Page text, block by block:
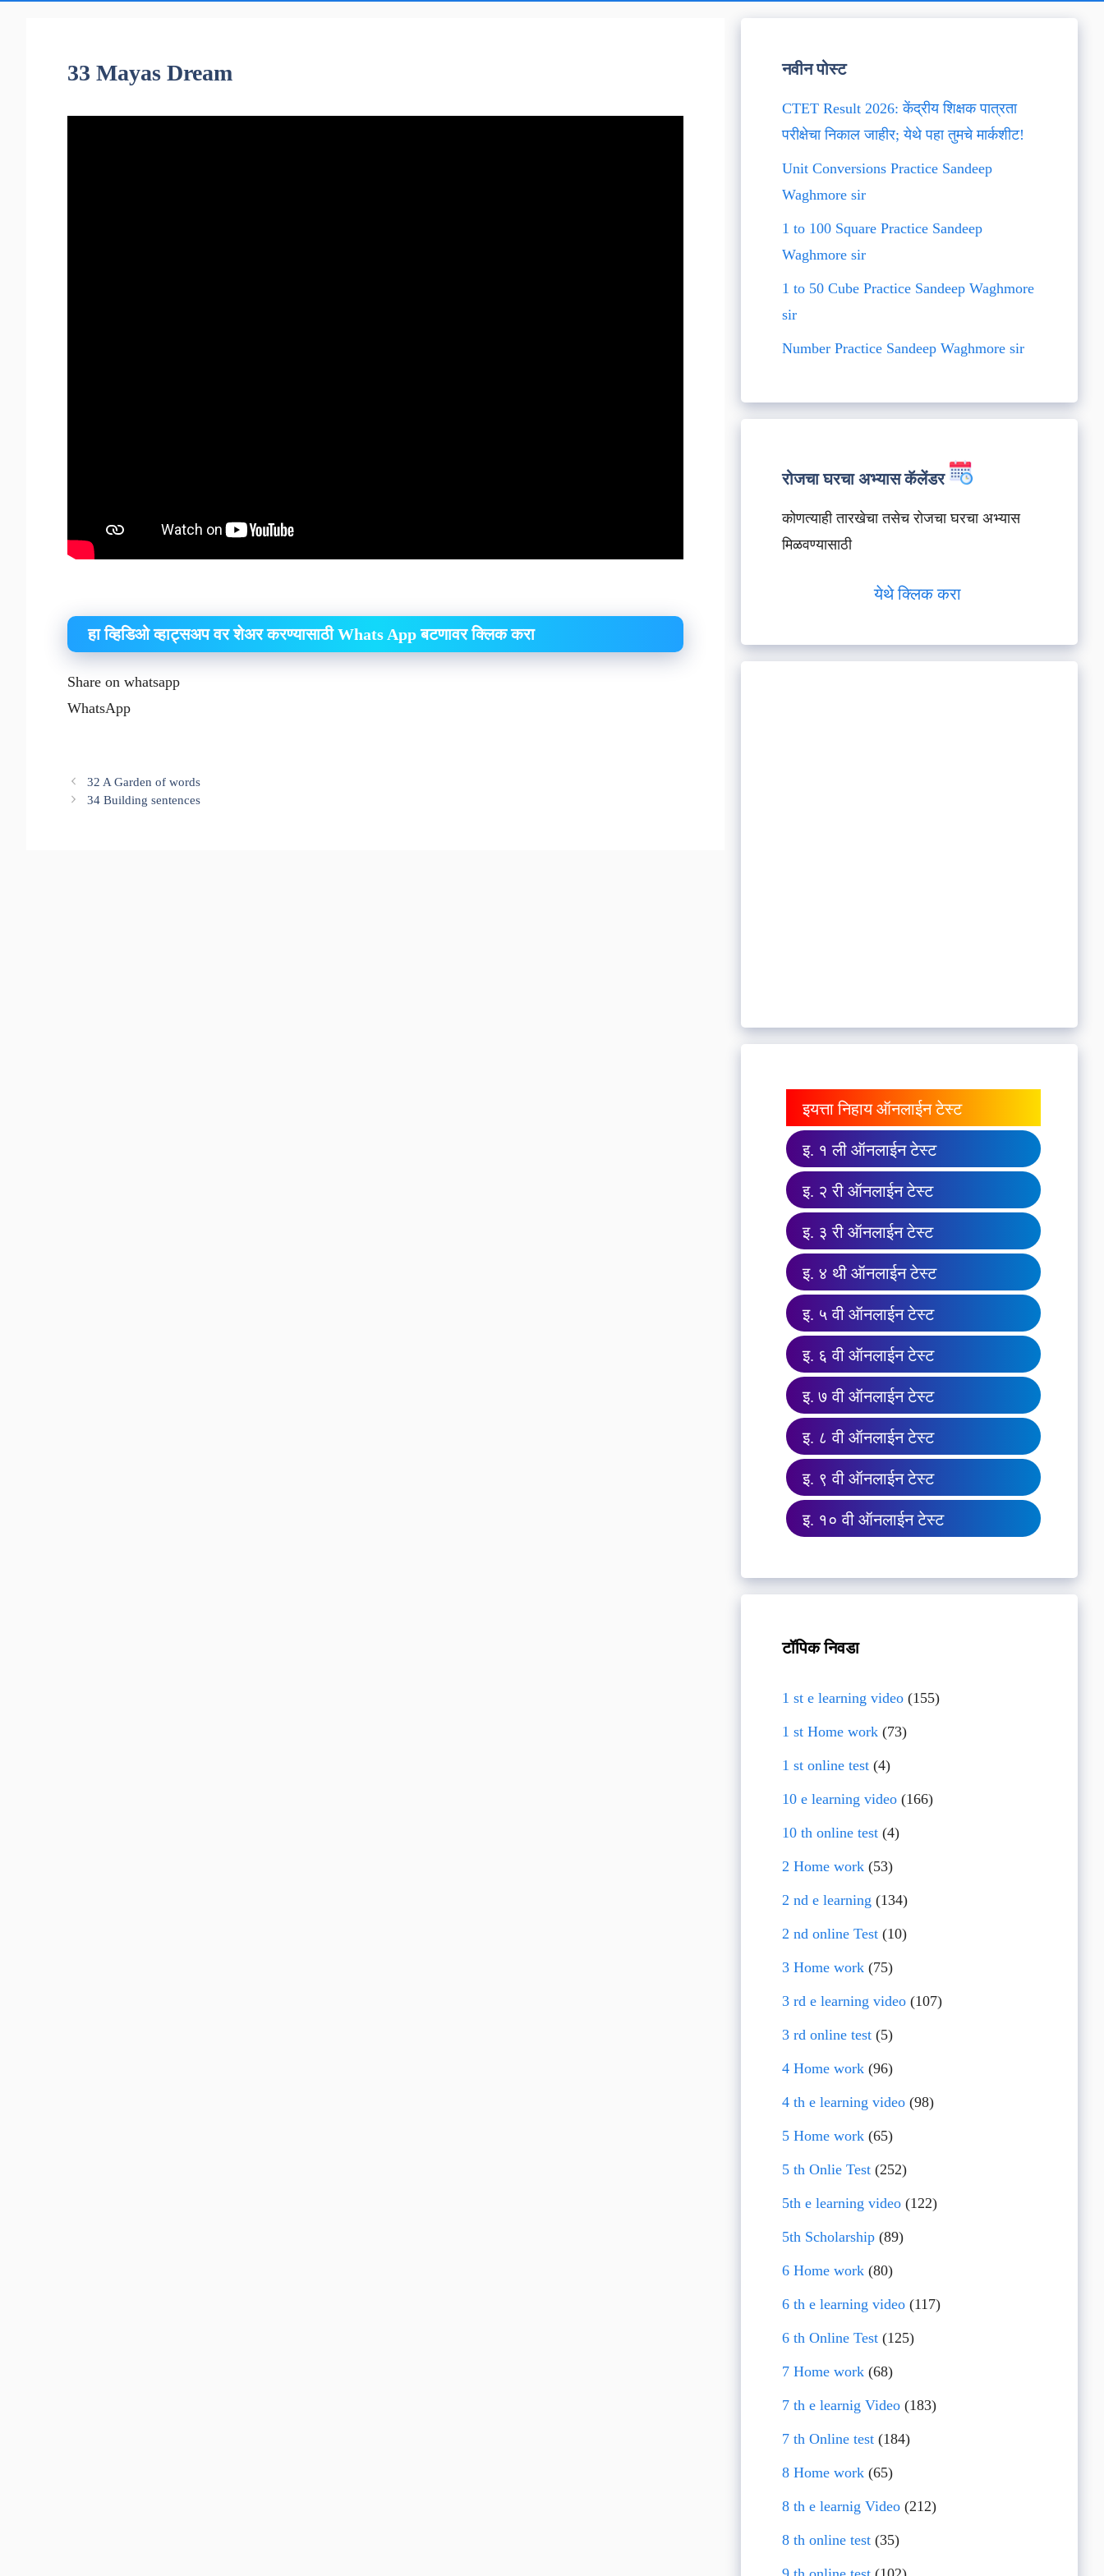
33 Mayas Dream
हा व्हिडिओ व्हाट्सअप वर शेअर करण्यासाठी Whats App बटणावर क्लिक करा
Share on whatsapp
WhatsApp
32 A Garden of words
34 Building sentences
नवीन पोस्ट
CTET Result 2026: केंद्रीय शिक्षक पात्रता
परीक्षेचा निकाल जाहीर; येथे पहा तुमचे मार्कशीट!
Unit Conversions Practice Sandeep
Waghmore sir
1 to 100 Square Practice Sandeep
Waghmore sir
1 to 50 Cube Practice Sandeep Waghmore
sir
Number Practice Sandeep Waghmore sir
रोजचा घरचा अभ्यास कॅलेंडर
कोणत्याही तारखेचा तसेच रोजचा घरचा अभ्यास
मिळवण्यासाठी
येथे क्लिक करा
इयत्ता निहाय ऑनलाईन टेस्ट
इ. १ ली ऑनलाईन टेस्ट
इ. २ री ऑनलाईन टेस्ट
इ. ३ री ऑनलाईन टेस्ट
इ. ४ थी ऑनलाईन टेस्ट
इ. ५ वी ऑनलाईन टेस्ट
इ. ६ वी ऑनलाईन टेस्ट
इ. ७ वी ऑनलाईन टेस्ट
इ. ८ वी ऑनलाईन टेस्ट
इ. ९ वी ऑनलाईन टेस्ट
इ. १० वी ऑनलाईन टेस्ट
टॉपिक निवडा
1 st e learning video(155)
1 st Home work(73)
1 st online test(4)
10 e learning video(166)
10 th online test(4)
2 Home work(53)
2 nd e learning (134)
2 nd online Test(10)
3 Home work(75)
3 rd e learning video(107)
3 rd online test(5)
4 Home work(96)
4 th e learning video(98)
5 Home work(65)
5 th Onlie Test(252)
5th e learning video(122)
5th Scholarship(89)
6 Home work(80)
6 th e learning video(117)
6 th Online Test(125)
7 Home work(68)
7 th e learnig Video(183)
7 th Online test(184)
8 Home work(65)
8 th e learnig Video(212)
8 th online test(35)